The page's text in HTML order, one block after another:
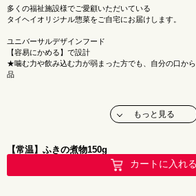
多くの福祉施設様でご愛顧いただいている
タイヘイオリジナル惣菜をご自宅にお届けします。
ユニバーサルデザインフード
【容易にかめる】で設計
★噛む力や飲み込む力が弱まった方でも、自分の口か
品
おかずがもう一品欲しいな・・・
そんな時に便利な小パック惣菜です♪
メーカー：タイヘイ株式会社
もっと見る
【常温】ふきの煮物150g
カートに入れる